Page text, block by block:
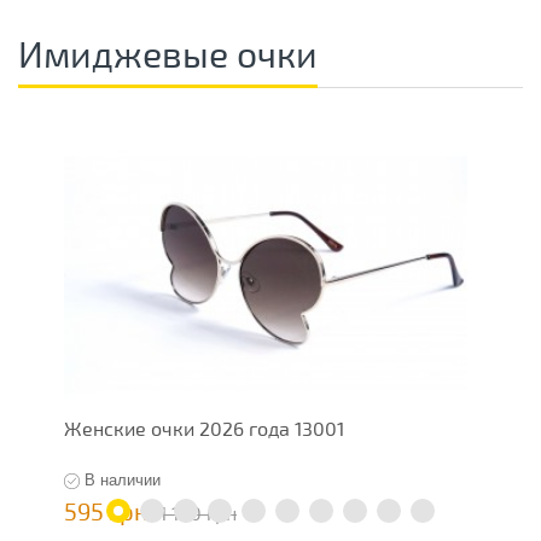
Имиджевые очки
Женские очки 2026 года 13001
В наличии
595 грн 1 190 грн